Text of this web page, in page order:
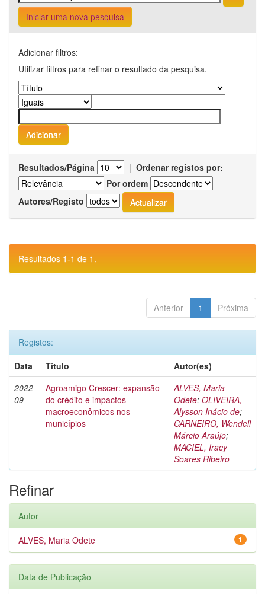
Iniciar uma nova pesquisa
Adicionar filtros:
Utilizar filtros para refinar o resultado da pesquisa.
Resultados/Página | Ordenar registos por:
Por ordem
Autores/Registo
Resultados 1-1 de 1.
Anterior 1 Próxima
Registos:
Data
Título
Autor(es)
2022-
09
Agroamigo Crescer: expansão
do crédito e impactos
macroeconômicos nos
municípios
ALVES, Maria
Odete; OLIVEIRA,
Alysson Inácio de;
CARNEIRO, Wendell
Márcio Araújo;
MACIEL, Iracy
Soares Ribeiro
Refinar
Autor
1
ALVES, Maria Odete
Data de Publicação